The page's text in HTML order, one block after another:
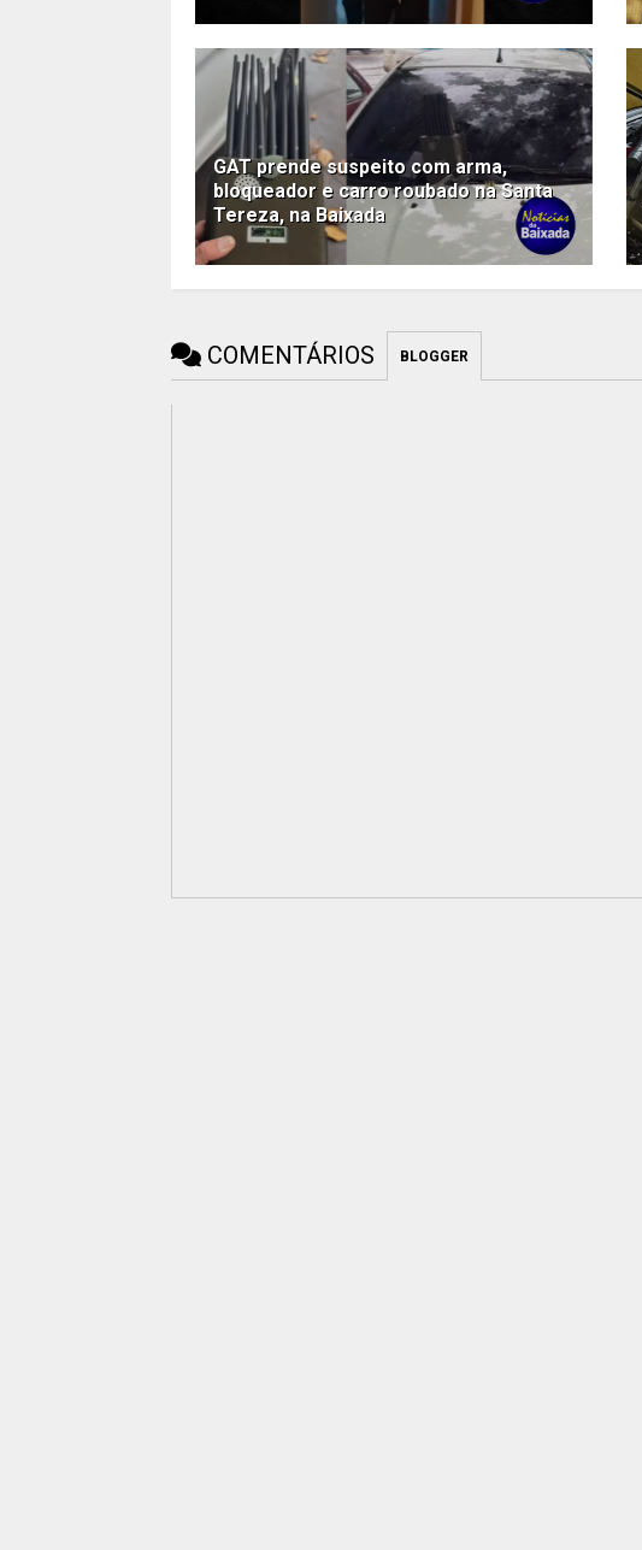
GAT prende suspeito com arma,
bloqueador e carro roubado na Santa
Tereza, na Baixada
COMENTÁRIOS BLOGGER